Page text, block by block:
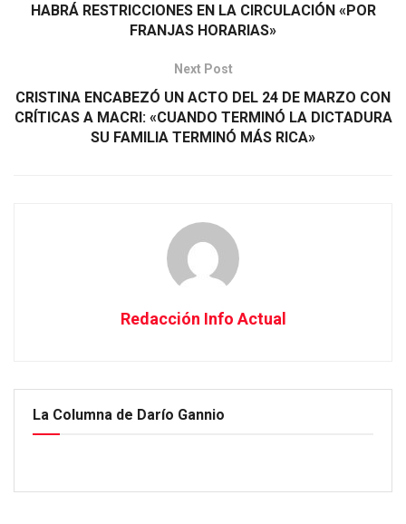
HABRÁ RESTRICCIONES EN LA CIRCULACIÓN «POR
FRANJAS HORARIAS»
Next Post
CRISTINA ENCABEZÓ UN ACTO DEL 24 DE MARZO CON
CRÍTICAS A MACRI: «CUANDO TERMINÓ LA DICTADURA
SU FAMILIA TERMINÓ MÁS RICA»
Redacción Info Actual
La Columna de Darío Gannio